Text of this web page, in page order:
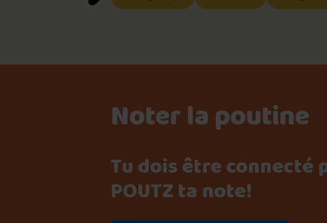
Noter la poutine
Tu dois être connecté
POUTZ ta note!